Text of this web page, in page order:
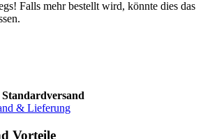
Falls mehr bestellt wird, könnte dies das
& Lieferung
Vorteile